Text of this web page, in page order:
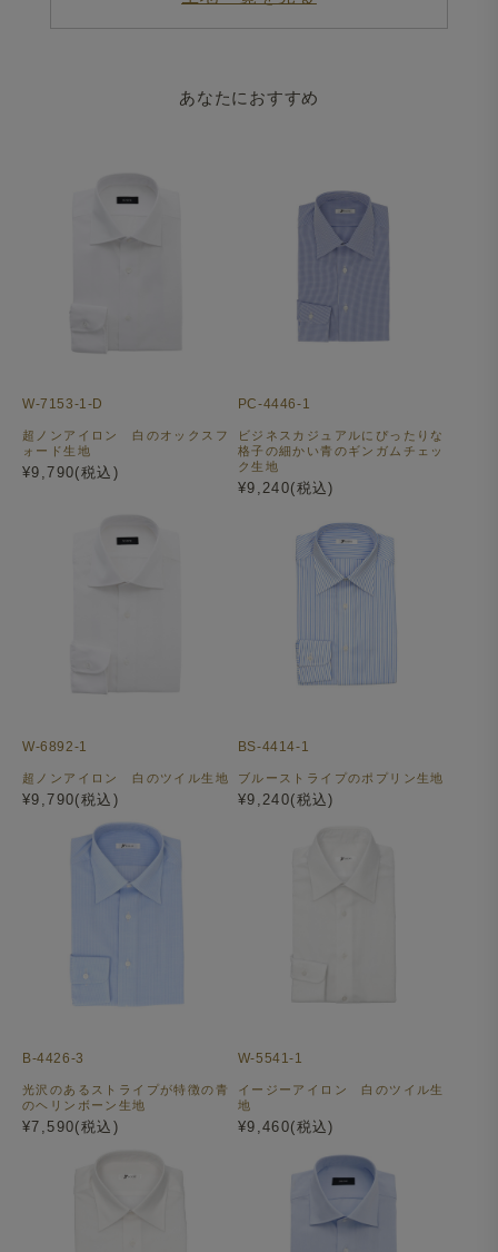
あなたにおすすめ
W-7153-1-D
超ノンアイロン 白のオックスフ
ォード生地
¥9,790(税込)
PC-4446-1
ビジネスカジュアルにぴったりな
格子の細かい青のギンガムチェッ
ク生地
¥9,240(税込)
W-6892-1
超ノンアイロン 白のツイル生地
¥9,790(税込)
BS-4414-1
ブルーストライプのポプリン生地
¥9,240(税込)
B-4426-3
光沢のあるストライプが特徴の青
のヘリンボーン生地
¥7,590(税込)
W-5541-1
イージーアイロン 白のツイル生
地
¥9,460(税込)